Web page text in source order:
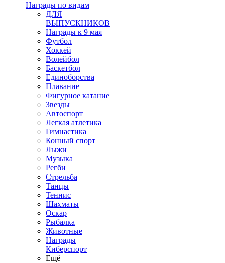
Награды по видам
ДЛЯ
ВЫПУСКНИКОВ
Награды к 9 мая
Футбол
Хоккей
Волейбол
Баскетбол
Единоборства
Плавание
Фигурное катание
Звезды
Автоспорт
Легкая атлетика
Гимнастика
Конный спорт
Лыжи
Музыка
Регби
Стрельба
Танцы
Теннис
Шахматы
Оскар
Рыбалка
Животные
Награды
Киберспорт
Ещё